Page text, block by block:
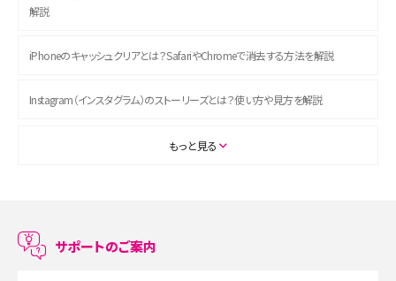
解説
iPhoneのキャッシュクリアとは？SafariやChromeで消去する方法を解説
Instagram（インスタグラム）のストーリーズとは？使い方や見方を解説
ASMRとは？初心者向けの代表ジャンルや楽しみ方を解説
LINEで友だちを削除する方法は？方法ごとの影響や復活・復元する方法も解説
もっと見る
サポートのご案内